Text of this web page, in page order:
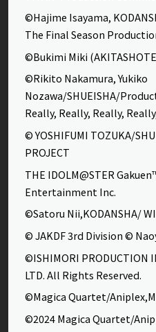
©Hajime Isayama,
The Final Season
©Bukimi Miki
©Rikito Nakamura, Yukiko
Nozawa/SHUEISHA/
Really, Really, Really,
© YOSHIFUMI TOZUKA/
PROJECT
THE IDOLM@STER
Entertainment Inc.
©Satoru Nii,KODANSHA/
© JAKDF 3rd Division ©
©ISHIMORI PRODUCTION
LTD. All Rights Reserved.
©Magica Quartet/
©2024 Magica Quartet/